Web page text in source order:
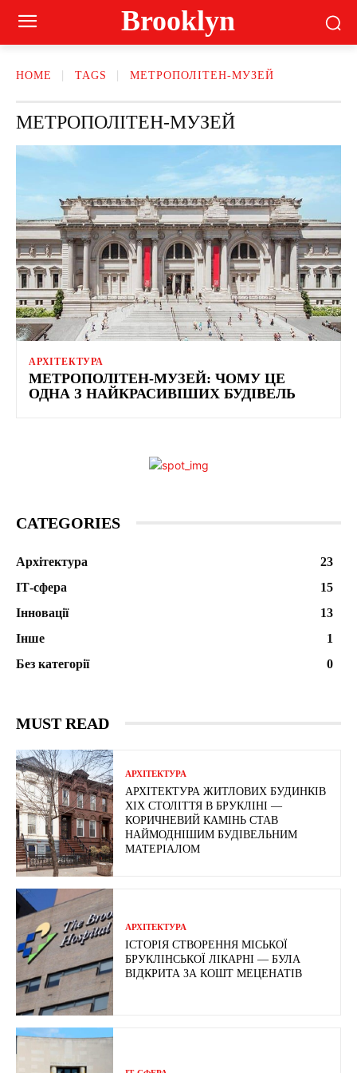
Brooklyn
HOME TAGS МЕТРОПОЛІТЕН-МУЗЕЙ
МЕТРОПОЛІТЕН-МУЗЕЙ
АРХІТЕКТУРА
МЕТРОПОЛІТЕН-МУЗЕЙ: ЧОМУ ЦЕ
ОДНА З НАЙКРАСИВІШИХ БУДІВЕЛЬ
CATEGORIES
Архітектура
23
ІТ-сфера
15
Інновації
13
Інше
1
Без категорії
0
MUST READ
АРХІТЕКТУРА
АРХІТЕКТУРА ЖИТЛОВИХ БУДИНКІВ
ХІХ СТОЛІТТЯ В БРУКЛІНІ —
КОРИЧНЕВИЙ КАМІНЬ СТАВ
НАЙМОДНІШИМ БУДІВЕЛЬНИМ
МАТЕРІАЛОМ
АРХІТЕКТУРА
ІСТОРІЯ СТВОРЕННЯ МІСЬКОЇ
БРУКЛІНСЬКОЇ ЛІКАРНІ — БУЛА
ВІДКРИТА ЗА КОШТ МЕЦЕНАТІВ